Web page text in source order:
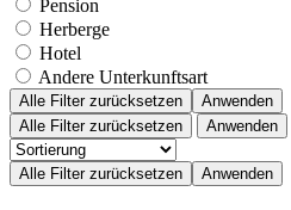
Pension
Herberge
Hotel
Andere Unterkunftsart
Alle Filter zurücksetzen
Anwenden
Alle Filter zurücksetzen
Anwenden